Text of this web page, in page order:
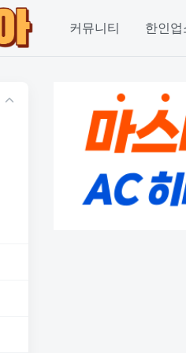
커뮤니티 한인업